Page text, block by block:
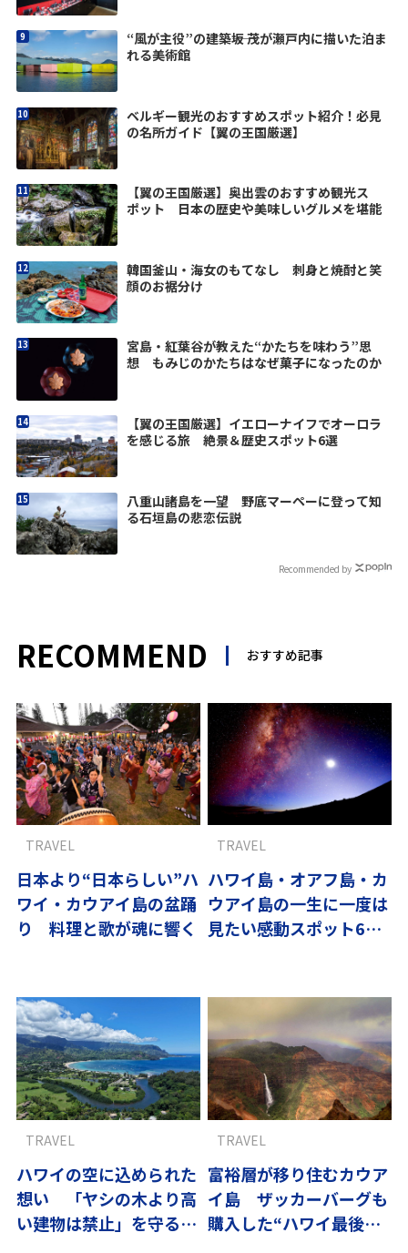
“風が主役”の建築――坂 茂が瀬戸内に描いた泊ま
れる美術館
ベルギー観光のおすすめスポット紹介！必見
の名所ガイド【翼の王国厳選】
【翼の王国厳選】奥出雲のおすすめ観光ス
ポット 日本の歴史や美味しいグルメを堪能
韓国釜山・海女のもてなし 刺身と焼酎と笑
顔のお裾分け
宮島・紅葉谷が教えた“かたちを味わう”思
想 もみじのかたちはなぜ菓子になったのか
【翼の王国厳選】イエローナイフでオーロラ
を感じる旅 絶景＆歴史スポット6選
八重山諸島を一望 野底マーペーに登って知
る石垣島の悲恋伝説
Recommended by
RECOMMEND おすすめ記事
日本より“日本らしい”ハ
ワイ・カウアイ島の盆踊
り 料理と歌が魂に響く
TRAVEL
ハワイ島・オアフ島・カ
ウアイ島の一生に一度は
見たい感動スポット6選
TRAVEL
ハワイの空に込められた
想い 「ヤシの木より高
い建物は禁止」を守るカ
TRAVEL
富裕層が移り住むカウア
イ島 ザッカーバーグも
購入した“ハワイ最後の
TRAVEL